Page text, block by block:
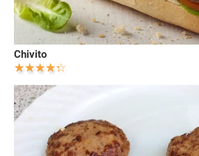
Chivito